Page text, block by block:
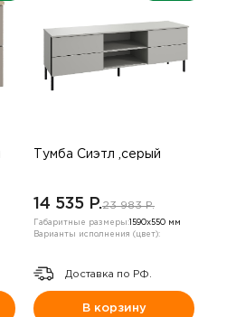
Тумба Сиэтл ,серый
14 535 P.23 983 P.
Габаритные размеры: 1590х550 мм
Варианты исполнения (цвет):
Доставка по РФ.
В корзину